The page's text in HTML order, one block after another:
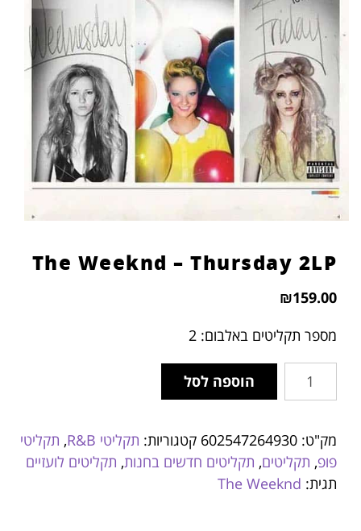
הוסף קו תחתון לקישורים
font_download סמן קישורים
לאפס
את
כל
האפשרויות
cached
The Weeknd – Thursday 2LP
₪159.00
מספר תקליטים באלבום: 2
הוספה לסל
מק"ט: 602547264930 קטגוריות: תקליטי R&B , תקליטי
פופ, תקליטים, תקליטים חדשים בחנות, תקליטים לועזיים
תגית: The Weeknd